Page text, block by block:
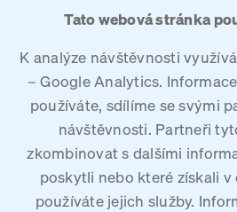
Tato webová stránka
K analýze návštěvnosti
– Google Analytics.
používáte, sdílíme se svými
návštěvnosti. Partneři
zkombinovat s dalšími
poskytli nebo které získali v
používáte jejich služby.